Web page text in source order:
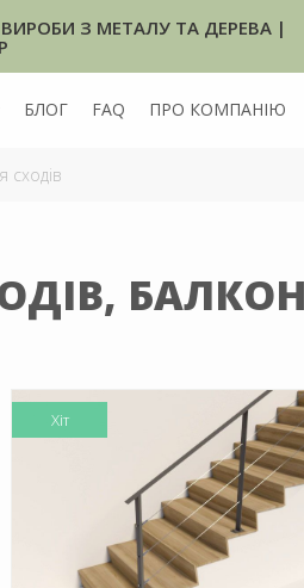
З МЕТАЛУ ТА ДЕРЕВА |
БЛОГ FAQ ПРО КОМПАНІЮ
сходів
Хіт